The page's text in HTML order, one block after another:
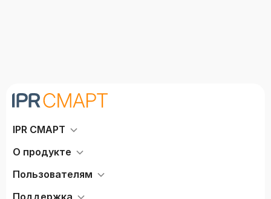
IPR СМАРТ
О продукте
Пользователям